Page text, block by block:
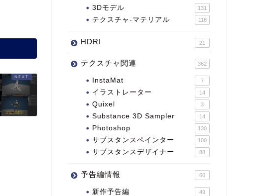
3Dモデル 131
テクスチャ-マテリアル 118
HDRI 21
テクスチャ関連 362
InstaMat 7
イラストレーター 14
Quixel 3
Substance 3D Sampler 14
Photoshop 130
サブスタンスペインター 100
サブスタンスデザイナー 88
予告編情報 66
新作予告編 49